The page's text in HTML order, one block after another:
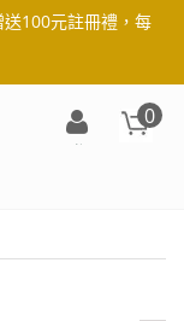
100元註冊禮，每
0